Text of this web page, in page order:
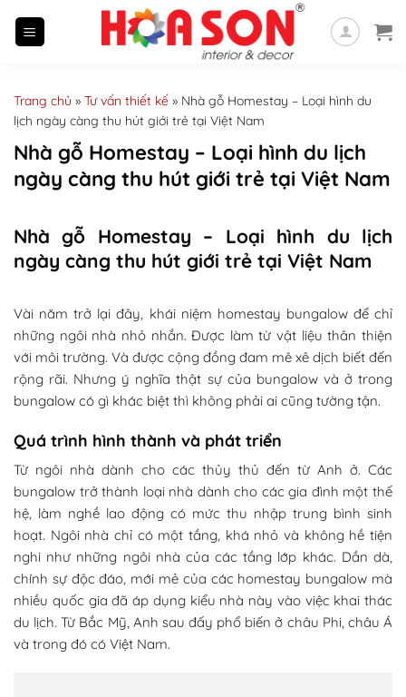
Trang chủ » Tư vấn thiết kế » Nhà gỗ Homestay – Loại hình du
lịch ngày càng thu hút giới trẻ tại Việt Nam
Nhà gỗ Homestay – Loại hình du lịch
ngày càng thu hút giới trẻ tại Việt Nam
Nhà gỗ Homestay – Loại hình du lịch
ngày càng thu hút giới trẻ tại Việt Nam
Vài năm trở lại đây, khái niệm homestay bungalow để chỉ
những ngôi nhà nhỏ nhắn. Được làm từ vật liệu thân thiện
với môi trường. Và được cộng đồng đam mê xê dịch biết đến
rộng rãi. Nhưng ý nghĩa thật sự của bungalow và ở trong
bungalow có gì khác biệt thì không phải ai cũng tường tận.
Quá trình hình thành và phát triển
Từ ngôi nhà dành cho các thủy thủ đến từ Anh ở. Các
bungalow trở thành loại nhà dành cho các gia đình một thế
hệ, làm nghề lao động có mức thu nhập trung bình sinh
hoạt. Ngôi nhà chỉ có một tầng, khá nhỏ và không hề tiện
nghi như những ngôi nhà của các tầng lớp khác. Dần dà,
chính sự độc đáo, mới mẻ của các homestay bungalow mà
nhiều quốc gia đã áp dụng kiểu nhà này vào việc khai thác
du lịch. Từ Bắc Mỹ, Anh sau đấy phổ biến ở châu Phi, châu Á
và trong đó có Việt Nam.